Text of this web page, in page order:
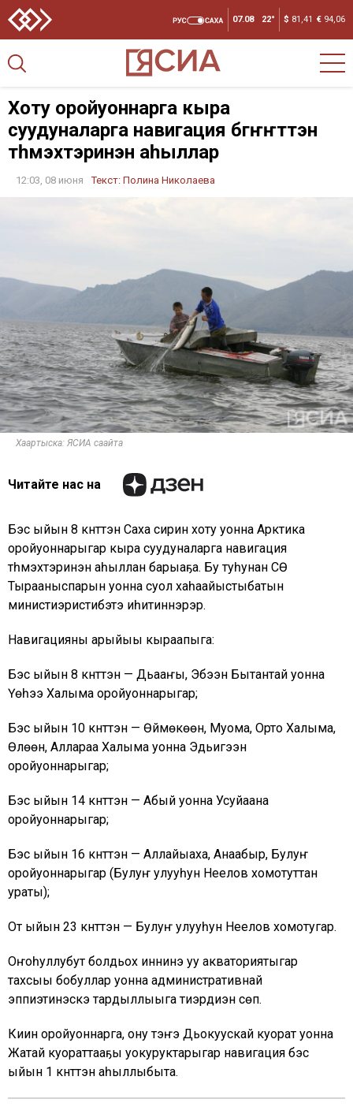
07.08 22° $ 81,41 € 94,06
Хоту оройуоннарга кыра
суудуналарга навигация бүгүҥҥүттэн
түһүмэхтэринэн аһыллар
12:03, 08 июня Текст: Полина Николаева
Хаартыска: ЯСИА саайта
Читайте нас на
Бэс ыйын 8 күнүттэн Саха сирин хоту уонна Арктика
оройуоннарыгар кыра суудуналарга навигация
түһүмэхтэринэн аһыллан барыаҕа. Бу туһунан СӨ
Тырааныспарын уонна суол хаһаайыстыбатын
министиэристибэтэ иһитиннэрэр.
Навигацияны арыйыы кыраапыга:
Бэс ыйын 8 күнүттэн — Дьааҥы, Эбээн Бытантай уонна
Үөһээ Халыма оройуоннарыгар;
Бэс ыйын 10 күнүттэн — Өймөкөөн, Муома, Орто Халыма,
Өлөөн, Аллараа Халыма уонна Эдьигээн
оройуоннарыгар;
Бэс ыйын 14 күнүттэн — Абый уонна Усуйаана
оройуоннарыгар;
Бэс ыйын 16 күнүттэн — Аллайыаха, Анаабыр, Булуҥ
оройуоннарыгар (Булуҥ улууһун Неелов хомотуттан
ураты);
От ыйын 23 күнүттэн — Булуҥ улууһун Неелов хомотугар.
Оҥоһуллубут болдьох иннинэ уу акваториятыгар
тахсыы бобуллар уонна административнай
эппиэтинэскэ тардыллыыга тиэрдиэн сөп.
Киин оройуоннарга, ону тэҥэ Дьокуускай куорат уонна
Жатай куораттааҕы уокуруктарыгар навигация бэс
ыйын 1 күнүттэн аһыллыбыта.